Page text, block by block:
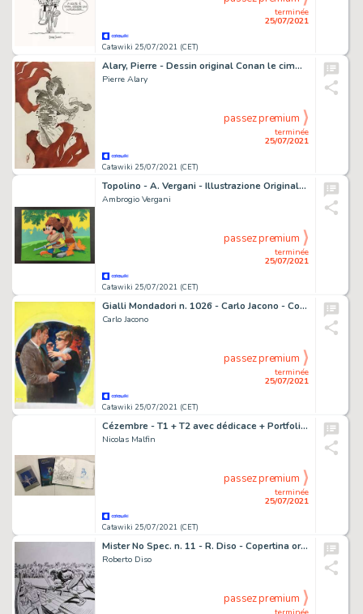
Catawiki 25/07/2021 (CET)
terminée
25/07/2021
Alary, Pierre - Dessin original Conan le cimmérien T1 - La reine de la Côte noir - (2018)
Pierre Alary
Catawiki 25/07/2021 (CET)
terminée
25/07/2021
passez premium
Topolino - A. Vergani - Illustrazione Originale "Davy Crockett" - Firmata - Page volante - Exemplaire unique - (1995)
Ambrogio Vergani
Catawiki 25/07/2021 (CET)
terminée
25/07/2021
passez premium
Gialli Mondadori n. 1026 - Carlo Jacono - Copertina originale - Page volante
Carlo Jacono
Catawiki 25/07/2021 (CET)
terminée
25/07/2021
passez premium
Cézembre - T1 + T2 avec dédicace + Portfolio - 2x TT - Cartonné - (2012/2019)
Nicolas Malfin
Catawiki 25/07/2021 (CET)
terminée
25/07/2021
passez premium
Mister No Spec. n. 11 - R. Diso - Copertina originale albo allegato "Cuore di Tenebre" - Page volante - Exemplaire unique
Roberto Diso
passez premium